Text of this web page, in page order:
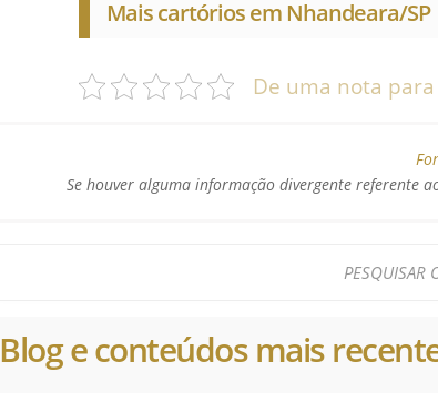
Mais cartórios em Nhandeara/SP
De uma nota
Se houver alguma informação divergente referente
Blog e conteúdos mais